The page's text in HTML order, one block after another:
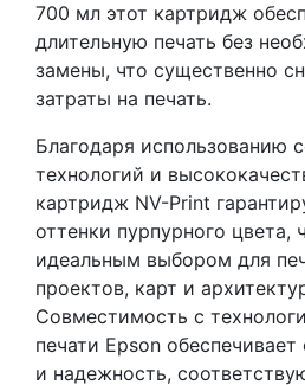
700 мл этот картридж
длительную печать без
замены, что существенно
затраты на печать.
Благодаря использованию
технологий и
картридж NV-Print
оттенки пурпурного цвета,
идеальным выбором для
проектов, карт и
Совместимость с
печати Epson обеспечивает
и надежность,